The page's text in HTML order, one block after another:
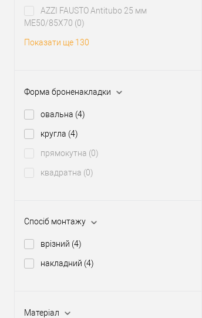
AZZI FAUSTO Antitubo 25 мм
ME50/85X70 (0)
Показати ще 130
Форма броненакладки
овальна (4)
кругла (4)
прямокутна (0)
квадратна (0)
Спосіб монтажу
врізний (4)
накладний (4)
Матеріал